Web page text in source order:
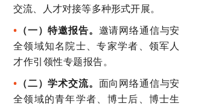
交流、人才对接等多种形式开展。
• （一）特邀报告。 邀请网络通信与安
全领域知名院士、专家学者、领军人
才作引领性专题报告。
• （二）学术交流。 面向网络通信与安
全领域的青年学者、博士后、博士生